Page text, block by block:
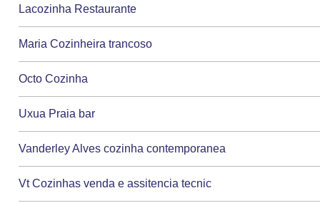
Lacozinha Restaurante
Maria Cozinheira trancoso
Octo Cozinha
Uxua Praia bar
Vanderley Alves cozinha contemporanea
Vt Cozinhas venda e assitencia tecnic